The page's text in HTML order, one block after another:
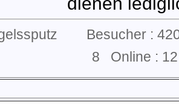
Besucher :
8 Online :